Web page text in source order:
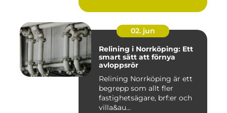
02. jun
Relining i Norrköping: Ett
smart sätt att förnya
avloppsrör
Relining Norrköping är ett
begrepp som allt fler
fastighetsägare, brf:er och
villa&au...